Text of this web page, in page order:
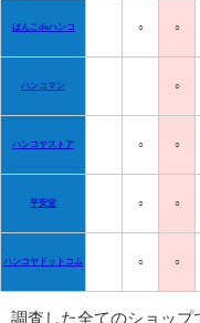
はんこdeハンコ ○ ○
ハンコマン ○
ハンコヤストア ○ ○
平安堂 ○ ○
ハンコヤドットコム ○ ○
調査した全てのショップ